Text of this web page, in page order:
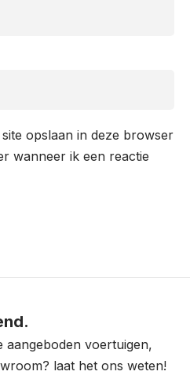
opslaan in deze browser
wanneer ik een reactie
voertuigen,
laat het ons weten!